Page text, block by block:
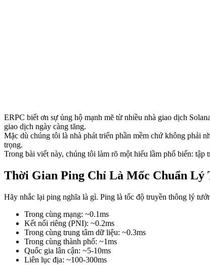
ERPC biết ơn sự ủng hộ mạnh mẽ từ nhiều nhà giao dịch
giao dịch ngày càng tăng.
Mặc dù chúng tôi là nhà phát triển phần mềm chứ không phải
trọng.
Trong bài viết này, chúng tôi làm rõ một hiểu lầm phổ biến:
Thời Gian Ping Chỉ Là Mốc Chuẩn Lý
Hãy nhắc lại ping nghĩa là gì. Ping là tốc độ truyền thông lý
Trong cùng mạng: ~0.1ms
Kết nối riêng (PNI): ~0.2ms
Trong cùng trung tâm dữ liệu: ~0.3ms
Trong cùng thành phố: ~1ms
Quốc gia lân cận: ~5-10ms
Liên lục địa: ~100-300ms